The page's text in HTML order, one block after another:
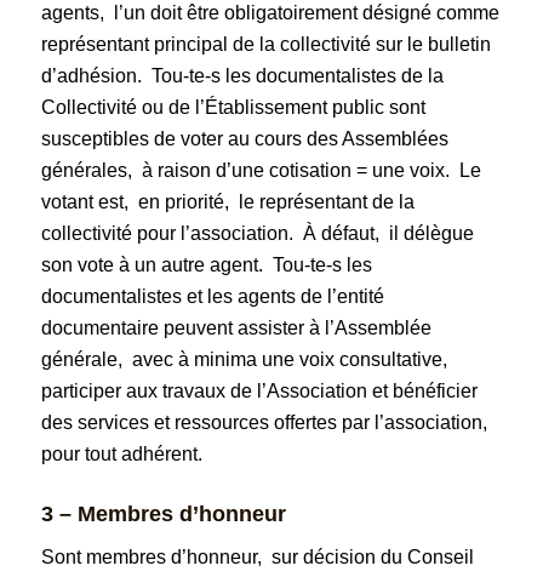
agents, l’un doit être obligatoirement désigné comme
représentant principal de la collectivité sur le bulletin
d’adhésion. Tou-te-s les documentalistes de la
Collectivité ou de l’Établissement public sont
susceptibles de voter au cours des Assemblées
générales, à raison d’une cotisation = une voix. Le
votant est, en priorité, le représentant de la
collectivité pour l’association. À défaut, il délègue
son vote à un autre agent. Tou-te-s les
documentalistes et les agents de l’entité
documentaire peuvent assister à l’Assemblée
générale, avec à minima une voix consultative,
participer aux travaux de l’Association et bénéficier
des services et ressources offertes par l’association,
pour tout adhérent.
3 – Membres d’honneur
Sont membres d’honneur, sur décision du Conseil